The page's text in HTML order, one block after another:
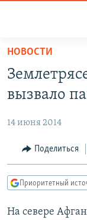
доступа
основному
Вернутся
главной
навигации
Вернутся
ПОДКАСТЫ
ЦИТАТЫ
МНЕНИЯ
IDEL.РЕАЛИИ
КАВКАЗ.РЕАЛИИ
НОВОСТИ
вызвало
14 июня 2014
Поделиться
Приоритетный
На севере